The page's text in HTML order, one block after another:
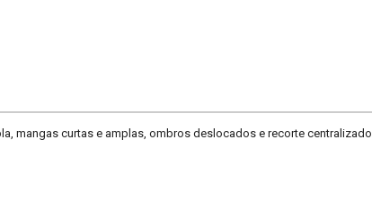
mangas curtas e amplas, ombros deslocados e recorte centralizado